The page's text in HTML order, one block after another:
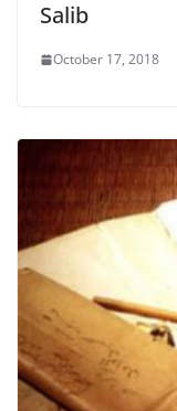
Salib
October 17, 2018